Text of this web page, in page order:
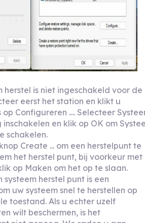
herstel is niet ingeschakeld voor de
eerst het station en klikt u
Configureren .... Selecteer
inschakelen en klik op OK om
schakelen.
Create ... om een herstelpunt te
het herstel punt, bij voorkeur met
op Maken om het op te slaan.
systeem herstel punt is een
uw systeem snel te herstellen op
toestand. Als u echter uzelf
wilt beschermen, is het